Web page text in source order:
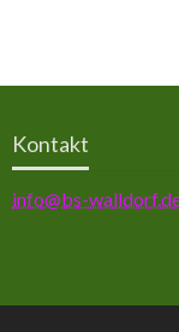
Kontakt
info@bs-